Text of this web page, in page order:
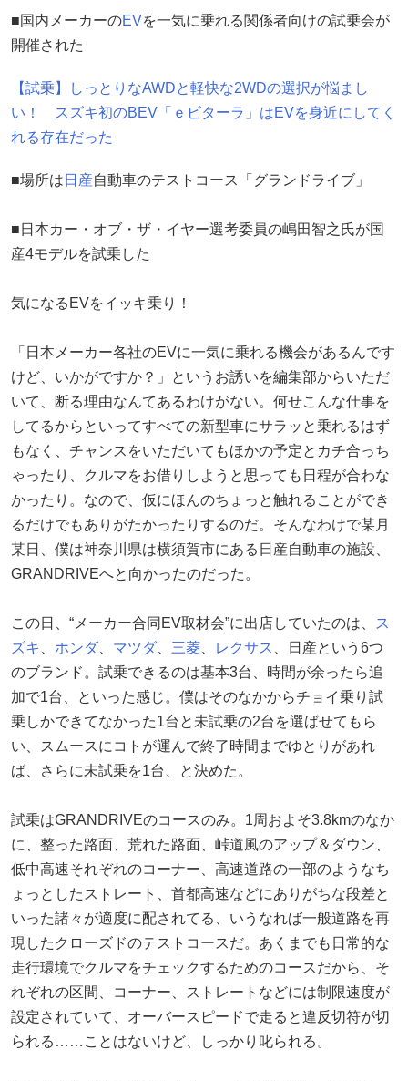
■国内メーカーのEVを一気に乗れる関係者向けの試乗会が
開催された
【試乗】しっとりなAWDと軽快な2WDの選択が悩まし
い！ スズキ初のBEV「ｅビターラ」はEVを身近にしてく
れる存在だった
■場所は 日産自動車のテストコース「グランドライブ」
■日本カー・オブ・ザ・イヤー選考委員の嶋田智之氏が国
産4モデルを試乗した
気になるEVをイッキ乗り！
「日本メーカー各社のEVに一気に乗れる機会があるんです
けど、いかがですか？」というお誘いを編集部からいただ
いて、断る理由なんてあるわけがない。何せこんな仕事を
してるからといってすべての新型車にサラッと乗れるはず
もなく、チャンスをいただいてもほかの予定とカチ合っち
ゃったり、クルマをお借りしようと思っても日程が合わな
かったり。なので、仮にほんのちょっと触れることができ
るだけでもありがたかったりするのだ。そんなわけで某月
某日、僕は神奈川県は横須賀市にある日産自動車の施設、
GRANDRIVEへと向かったのだった。
この日、“メーカー合同EV取材会”に出店していたのは、
ス
ズキ
ホンダ マツダ 三菱 レクサス
、日産という6つ
のブランド。試乗できるのは基本3台、時間が余ったら追
加で1台、といった感じ。僕はそのなかからチョイ乗り試
乗しかできてなかった1台と未試乗の2台を選ばせてもら
い、スムースにコトが運んで終了時間までゆとりがあれ
ば、さらに未試乗を1台、と決めた。
試乗はGRANDRIVEのコースのみ。1周およそ3.8kmのなか
に、整った路面、荒れた路面、峠道風のアップ＆ダウン、
低中高速それぞれのコーナー、高速道路の一部のようなち
ょっとしたストレート、首都高速などにありがちな段差と
いった諸々が適度に配されてる、いうなれば一般道路を再
現したクローズドのテストコースだ。あくまでも日常的な
走行環境でクルマをチェックするためのコースだから、そ
れぞれの区間、コーナー、ストレートなどには制限速度が
設定されていて、オーバースピードで走ると違反切符が切
られる……ことはないけど、しっかり叱られる。